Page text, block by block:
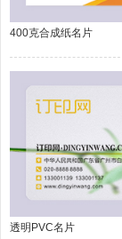
400克合成纸名片
透明PVC名片